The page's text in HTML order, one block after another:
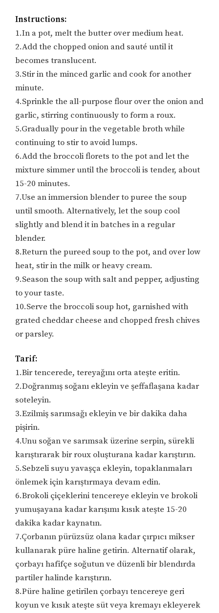
Instructions:
1.In a pot, melt the butter over medium heat.
2.Add the chopped onion and sauté until it
becomes translucent.
3.Stir in the minced garlic and cook for another
minute.
4.Sprinkle the all-purpose flour over the onion and
garlic, stirring continuously to form a roux.
5.Gradually pour in the vegetable broth while
continuing to stir to avoid lumps.
6.Add the broccoli florets to the pot and let the
mixture simmer until the broccoli is tender, about
15-20 minutes.
7.Use an immersion blender to puree the soup
until smooth. Alternatively, let the soup cool
slightly and blend it in batches in a regular
blender.
8.Return the pureed soup to the pot, and over low
heat, stir in the milk or heavy cream.
9.Season the soup with salt and pepper, adjusting
to your taste.
10.Serve the broccoli soup hot, garnished with
grated cheddar cheese and chopped fresh chives
or parsley.
Tarif:
1.Bir tencerede, tereyağını orta ateşte eritin.
2.Doğranmış soğanı ekleyin ve şeffaflaşana kadar
soteleyin.
3.Ezilmiş sarımsağı ekleyin ve bir dakika daha
pişirin.
4.Unu soğan ve sarımsak üzerine serpin, sürekli
karıştırarak bir roux oluşturana kadar karıştırın.
5.Sebzeli suyu yavaşça ekleyin, topaklanmaları
önlemek için karıştırmaya devam edin.
6.Brokoli çiçeklerini tencereye ekleyin ve brokoli
yumuşayana kadar karışımı kısık ateşte 15-20
dakika kadar kaynatın.
7.Çorbanın pürüzsüz olana kadar çırpıcı mikser
kullanarak püre haline getirin. Alternatif olarak,
çorbayı hafifçe soğutun ve düzenli bir blendırda
partiler halinde karıştırın.
8.Püre haline getirilen çorbayı tencereye geri
koyun ve kısık ateşte süt veya kremayı ekleyerek